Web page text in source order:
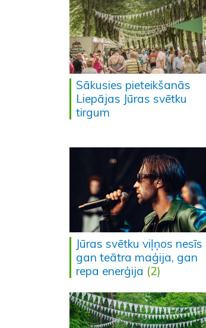
Sākusies pieteikšanās
Liepājas Jūras svētku
tirgum
Jūras svētku viļņos nesīs
gan teātra maģija, gan
repa enerģija (2)